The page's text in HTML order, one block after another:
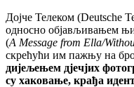
Дојче Телеком (Deutsche
односно објављивањем
(A Message from Ella/
скрећући им пажњу на
дијељењем дјечјих
су хаковање, крађа